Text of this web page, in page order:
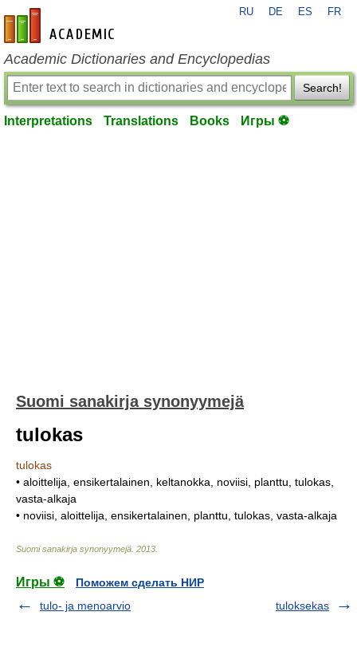
en-academic.com
RU DE ES FR
Academic Dictionaries and Encyclopedias
Search!
Interpretations Translations Books Игры ⚽
Suomi sanakirja synonyymejä
tulokas
tulokas
• aloittelija, ensikertalainen, keltanokka, noviisi, planttu, tulokas,
vasta-alkaja
• noviisi, aloittelija, ensikertalainen, planttu, tulokas, vasta-alkaja
Suomi sanakirja synonyymejä 2013
Игры ⚽
Поможем сделать НИР
tulo- ja menoarvio
tuloksekas